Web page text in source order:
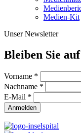
Medien-Kit
Unser Newsletter
Bleiben Sie
Vorname *
Nachname *
E-Mail *
Anmelden